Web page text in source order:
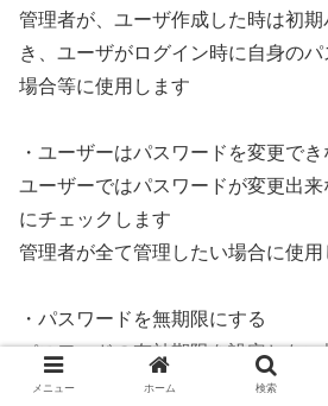
管理者が、ユーザ作成した時は初
き、ユーザがログイン時に自身の
場合等に使用します
・ユーザーはパスワードを変更でき
ユーザーではパスワードが変更出
にチェックします
管理者が全て管理したい場合に使用
・パスワードを無期限にする
パスワードの有効期限を設定しな
3ヶ月に一度更新が必要等の期限が
メニュー ホーム 検索